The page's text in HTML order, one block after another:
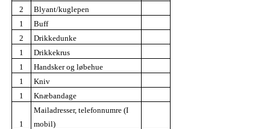
2
Blyant/kuglepen
1
Buff
2
Drikkedunke
1
Drikkekrus
1
Handsker og løbehue
1
Kniv
1
Knæbandage
1
Mailadresser, telefonnumre (I
mobil)